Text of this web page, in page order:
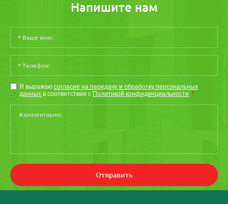
Напишите нам
Я выражаю согласие на передачу и обработку персональных
данных в соответствии с Политикой конфиденциальности: *
Отправить